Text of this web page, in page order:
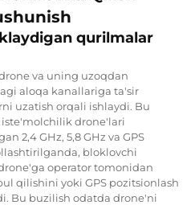
qurilmalar
va uning uzoqdan
aloqa kanallariga ta'sir
uzatish orqali ishlaydi. Bu
drone'lari
2,4 GHz, 5,8 GHz va GPS
bloklovchi
operator tomonidan
qilishini yoki GPS pozitsionlash
Bu buzilish odatda drone'ni